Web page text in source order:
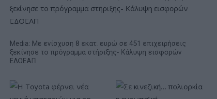
Media: Με ενίσχυση 8 εκατ. ευρώ σε 451 επιχειρήσεις
ξεκίνησε το πρόγραμμα στήριξης- Κάλυψη εισφορών
ΕΔΟΕΑΠ